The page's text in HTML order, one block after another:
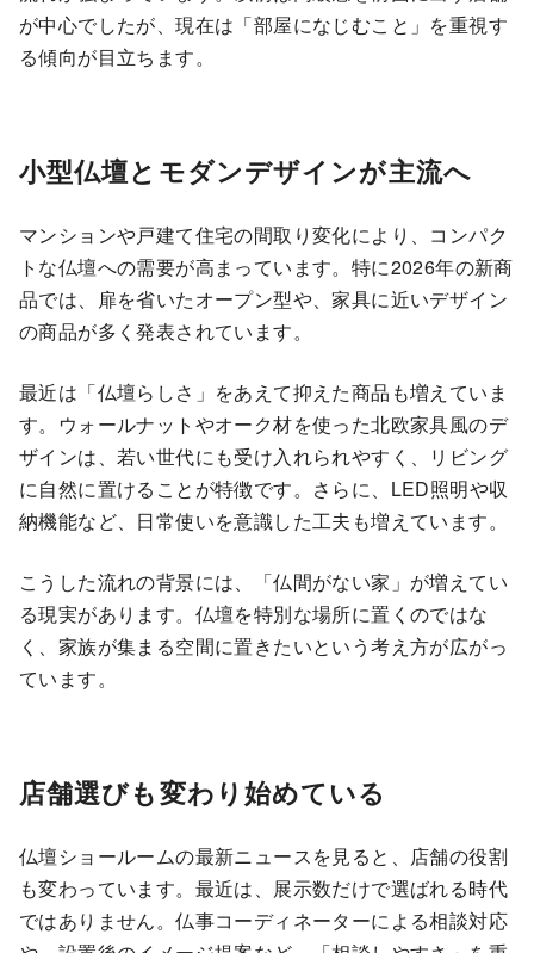
が中心でしたが、現在は「部屋になじむこと」を重視す
る傾向が目立ちます。
小型仏壇とモダンデザインが主流へ
マンションや戸建て住宅の間取り変化により、コンパク
トな仏壇への需要が高まっています。特に2026年の新商
品では、扉を省いたオープン型や、家具に近いデザイン
の商品が多く発表されています。
最近は「仏壇らしさ」をあえて抑えた商品も増えていま
す。ウォールナットやオーク材を使った北欧家具風のデ
ザインは、若い世代にも受け入れられやすく、リビング
に自然に置けることが特徴です。さらに、LED照明や収
納機能など、日常使いを意識した工夫も増えています。
こうした流れの背景には、「仏間がない家」が増えてい
る現実があります。仏壇を特別な場所に置くのではな
く、家族が集まる空間に置きたいという考え方が広がっ
ています。
店舗選びも変わり始めている
仏壇ショールームの最新ニュースを見ると、店舗の役割
も変わっています。最近は、展示数だけで選ばれる時代
ではありません。仏事コーディネーターによる相談対応